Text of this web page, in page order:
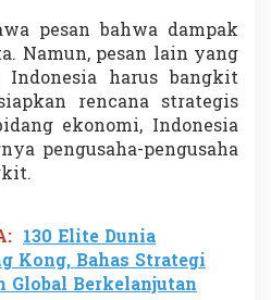
pesan bahwa dampak
Namun, pesan lain yang
harus bangkit
rencana strategis
ekonomi, Indonesia
pengusaha-pengusaha
130 Elite Dunia
Kong, Bahas Strategi
Global Berkelanjutan